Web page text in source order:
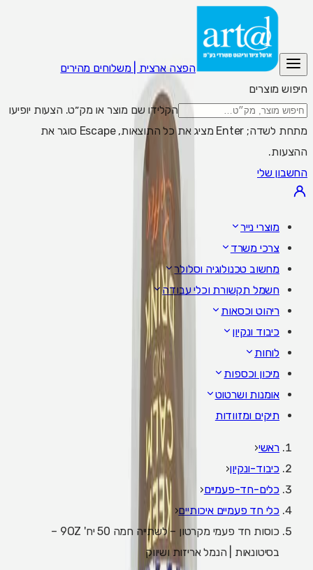
הפצה ארצית | משלוחים מהירים
חיפוש מוצרים
הקלידו שם מוצר או מק״ט. הצעות יופיעו
מתחת לשדה; Enter מציג את כל התוצאות, Escape סוגר את
ההצעות.
החשבון שלי
מוצרי נייר
צרכי משרד
מחשוב טכנולוגיה וסלולר
חשמל תקשורת וכלי עבודה
ריהוט וכסאות
כיבוד ונקיון
לוחות
מיכון וכספות
אומנות ושרטוט
תיקים ומזוודות
ראשי‹
כיבוד-ונקיון‹
כלים-חד-פעמיים‹
כלי חד פעמיים איכותיים‹
כוסות חד פעמי מקרטון – לשתייה חמה 50 יח' 9OZ –
בסיטונאות | הנמל אריזות ושיווק